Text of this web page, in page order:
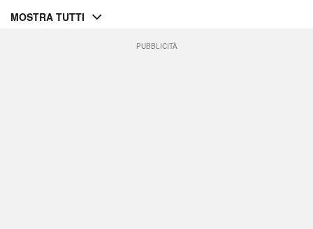
MOSTRA TUTTI
PUBBLICITÀ